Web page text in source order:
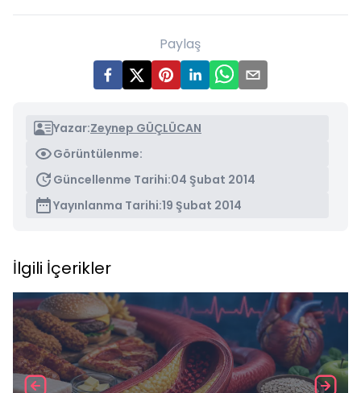
Paylaş
Yazar:Zeynep GÜÇLÜCAN
Görüntülenme:
Güncellenme Tarihi:04 Şubat 2014
Yayınlanma Tarihi:19 Şubat 2014
İlgili İçerikler